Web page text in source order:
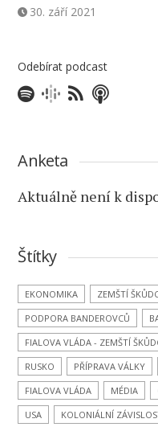
30. září 2021
Odebírat podcast
Anketa
Aktuálně není k
Štítky
EKONOMIKA ZEMŠTÍ
PODPORA BANDEROVCŮ
FIALOVA VLÁDA - ZEMŠTÍ
RUSKO
PŘÍPRAVA VÁLKY
FIALOVA VLÁDA
MÉDIA
USA
KOLONIÁLNÍ